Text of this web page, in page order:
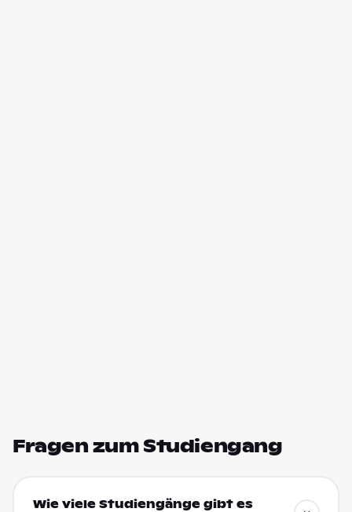
Fragen zum Studiengang
Wie viele Studiengänge gibt es